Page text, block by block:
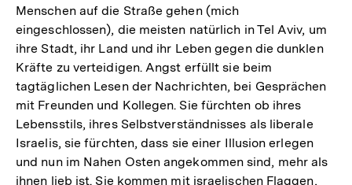
Menschen auf die Straße gehen (mich
eingeschlossen), die meisten natürlich in Tel Aviv, um
ihre Stadt, ihr Land und ihr Leben gegen die dunklen
Kräfte zu verteidigen. Angst erfüllt sie beim
tagtäglichen Lesen der Nachrichten, bei Gesprächen
mit Freunden und Kollegen. Sie fürchten ob ihres
Lebensstils, ihres Selbstverständnisses als liberale
Israelis, sie fürchten, dass sie einer Illusion erlegen
und nun im Nahen Osten angekommen sind, mehr als
ihnen lieb ist. Sie kommen mit israelischen Flaggen,